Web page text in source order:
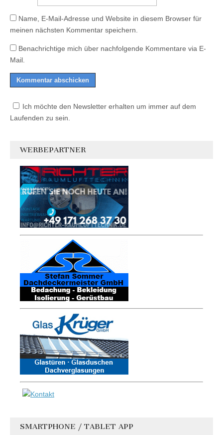
Name, E-Mail-Adresse und Website in diesem Browser für
meinen nächsten Kommentar speichern.
Benachrichtige mich über nachfolgende Kommentare via E-
Mail.
Ich möchte den Newsletter erhalten um immer auf dem
Laufenden zu sein.
WERBEPARTNER
SMARTPHONE / TABLET APP